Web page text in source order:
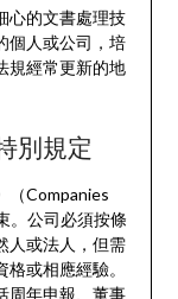
心的文書處理技
個人或公司，培
規經常更新的地
別規定
（Companies
。公司必須按條
人或法人，但需
或相應經驗。
周年申報、董事